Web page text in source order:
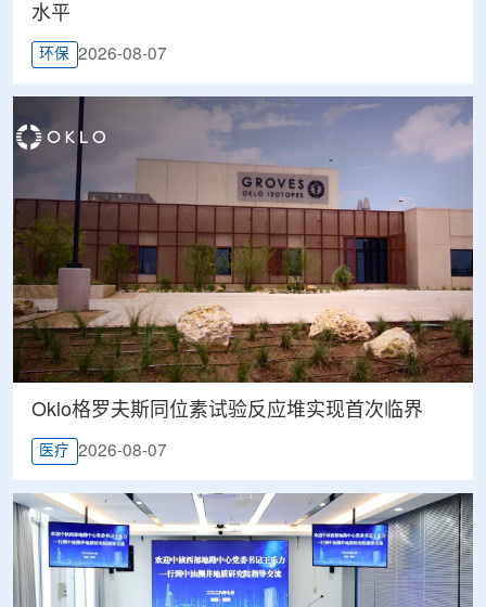
水平
环保 2026-08-07
Oklo格罗夫斯同位素试验反应堆实现首次临界
医疗 2026-08-07